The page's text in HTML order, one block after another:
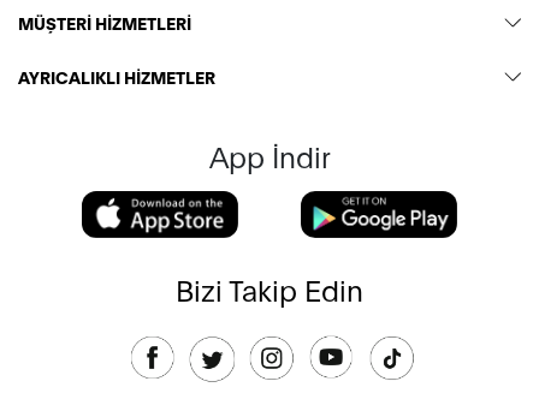
MÜŞTERİ HİZMETLERİ
AYRICALIKLI HİZMETLER
App İndir
Bizi Takip Edin